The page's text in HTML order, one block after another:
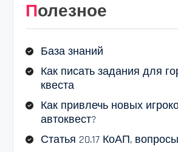
Полезное
База знаний
Как писать задания для
квеста
Как привлечь новых
автоквест?
Статья 20.17 КоАП,